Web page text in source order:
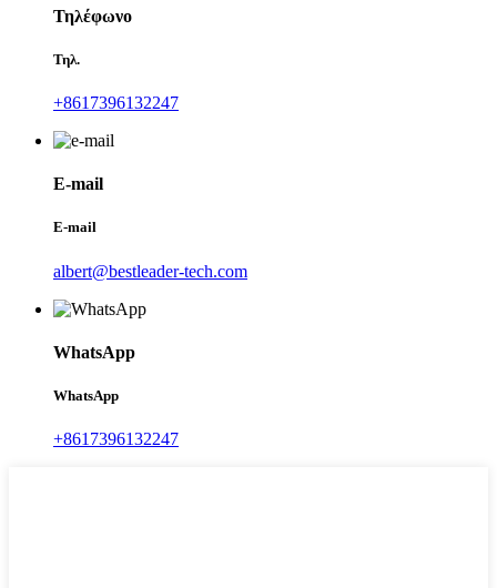
Τηλέφωνο
Τηλ.
+8617396132247
E-mail
E-mail
albert@bestleader-tech.com
WhatsApp
WhatsApp
+8617396132247